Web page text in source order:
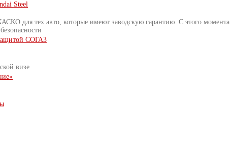
Steel
для тех авто, которые имеют заводскую гарантию. С этого момента
СОГАЗ
визе